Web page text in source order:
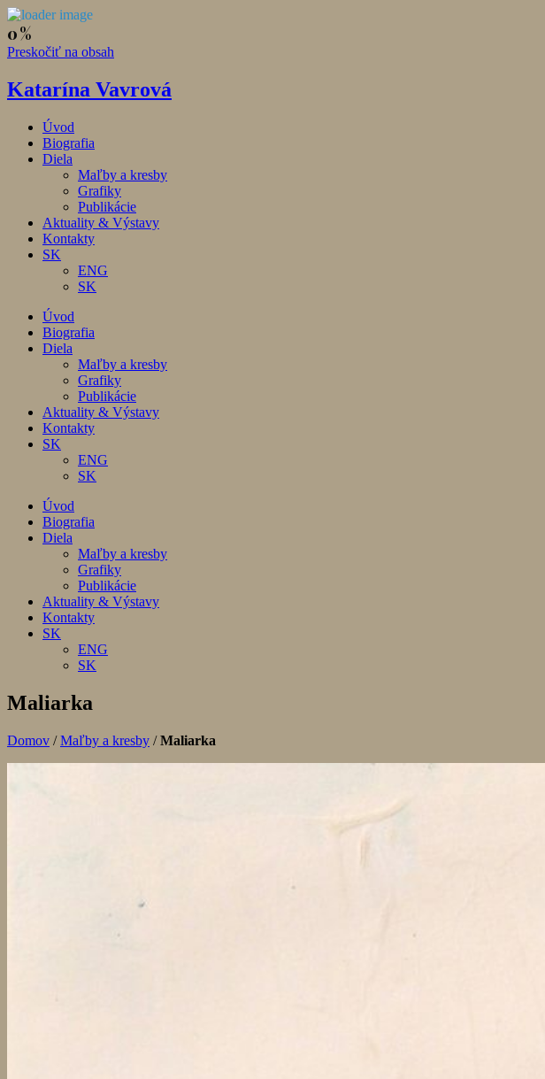
Preskočiť na obsah
Katarína Vavrová
Úvod
Biografia
Diela
Maľby a kresby
Grafiky
Publikácie
Aktuality & Výstavy
Kontakty
SK
ENG
SK
Úvod
Biografia
Diela
Maľby a kresby
Grafiky
Publikácie
Aktuality & Výstavy
Kontakty
SK
ENG
SK
Úvod
Biografia
Diela
Maľby a kresby
Grafiky
Publikácie
Aktuality & Výstavy
Kontakty
SK
ENG
SK
Maliarka
Domov /Maľby a kresby /Maliarka